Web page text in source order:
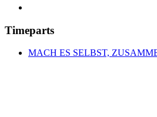
Timeparts
MACH ES SELBST,